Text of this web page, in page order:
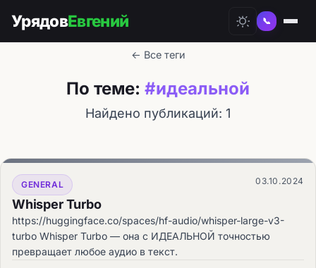
УрядовЕвгений 📞
← Все теги
По теме: #идеальной
Найдено публикаций: 1
GENERAL 03.10.2024
Whisper Turbo
https://huggingface.co/spaces/hf-audio/whisper-large-v3-
turbo Whisper Turbo — она с ИДЕАЛЬНОЙ точностью
превращает любое аудио в текст.